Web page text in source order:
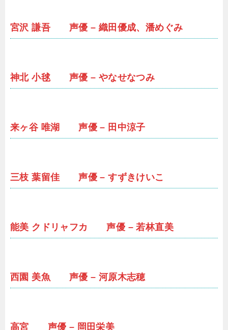
宮沢 謙吾 声優 – 織田優成、潘めぐみ
神北 小毬 声優 – やなせなつみ
来ヶ谷 唯湖 声優 – 田中涼子
三枝 葉留佳 声優 – すずきけいこ
能美 クドリャフカ 声優 – 若林直美
西園 美魚 声優 – 河原木志穂
高宮 声優 – 岡田栄美